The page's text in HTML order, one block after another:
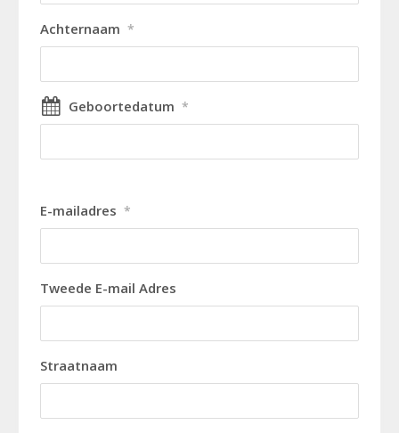
Achternaam *
Geboortedatum *
E-mailadres *
Tweede E-mail Adres
Straatnaam